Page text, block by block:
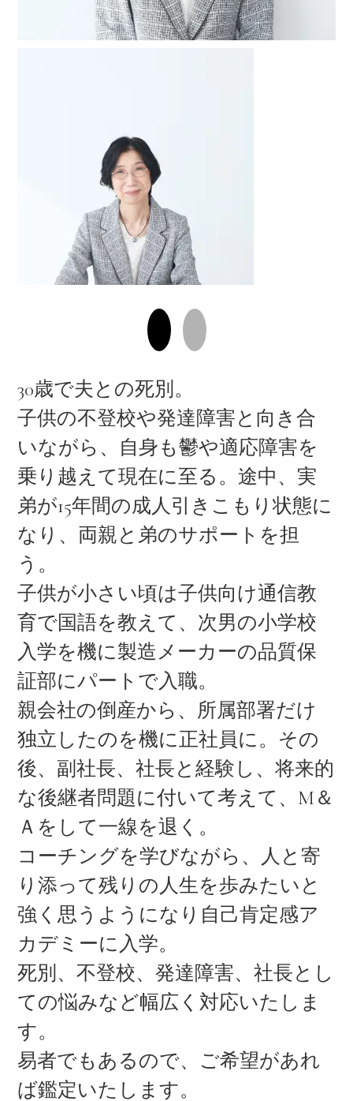
30歳で夫との死別。
子供の不登校や発達障害と向き合
いながら、自身も鬱や適応障害を
乗り越えて現在に至る。途中、実
弟が15年間の成人引きこもり状態に
なり、両親と弟のサポートを担
う。
子供が小さい頃は子供向け通信教
育で国語を教えて、次男の小学校
入学を機に製造メーカーの品質保
証部にパートで入職。
親会社の倒産から、所属部署だけ
独立したのを機に正社員に。その
後、副社長、社長と経験し、将来的
な後継者問題に付いて考えて、М＆
Ａをして一線を退く。
コーチングを学びながら、人と寄
り添って残りの人生を歩みたいと
強く思うようになり自己肯定感ア
カデミーに入学。
死別、不登校、発達障害、社長とし
ての悩みなど幅広く対応いたしま
す。
易者でもあるので、ご希望があれ
ば鑑定いたします。